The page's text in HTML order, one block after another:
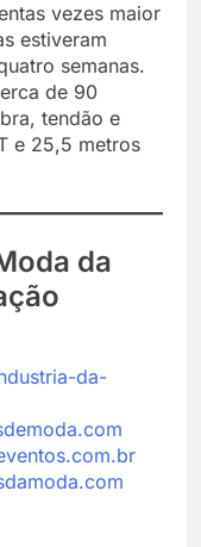
vezes maior
estiveram
semanas.
de 90
tendão e
e 25,5 metros
da
da-